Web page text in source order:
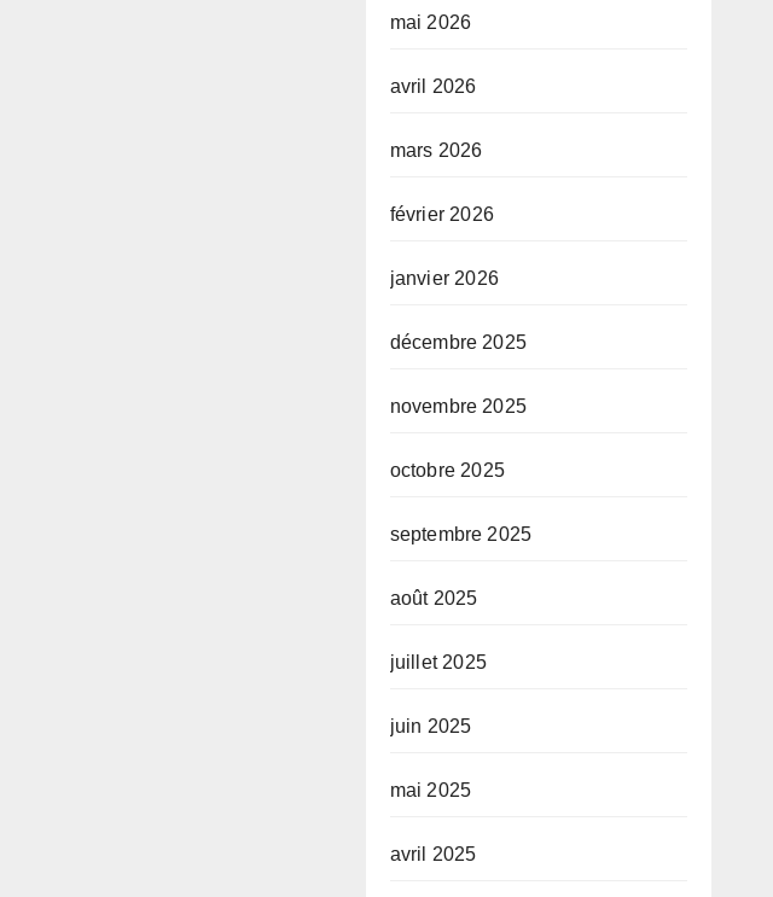
mai 2026
avril 2026
mars 2026
février 2026
janvier 2026
décembre 2025
novembre 2025
octobre 2025
septembre 2025
août 2025
juillet 2025
juin 2025
mai 2025
avril 2025